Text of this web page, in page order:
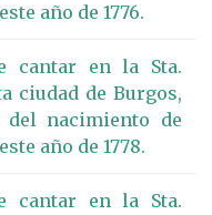
año de 1776.
cantar en la Sta.
ciudad de Burgos,
nacimiento de
año de 1778.
cantar en la Sta.